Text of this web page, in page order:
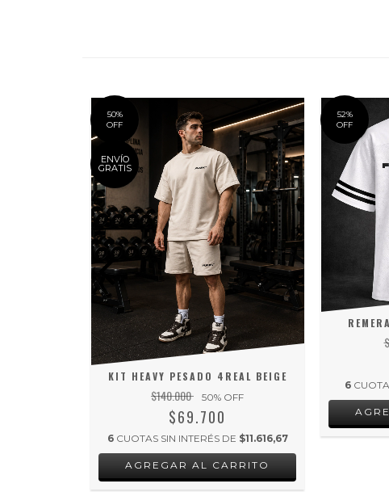
50%
OFF
ENVÍO
GRATIS
KIT HEAVY PESADO 4REAL BEIGE
$140.000 50% OFF
$69.700
6 CUOTAS SIN INTERÉS DE $11.616,67
AGREGAR AL CARRITO
52%
OFF
6